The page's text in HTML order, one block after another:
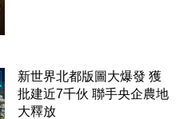
新世界北都版圖大爆發 獲
批建近7千伙 聯手央企農地
大釋放